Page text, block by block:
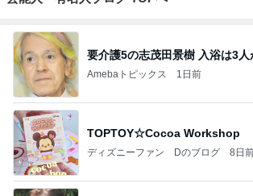
要介護5の志茂田景樹 入浴は3人
Amebaトピックス 1日前
TOPTOY☆Cocoa Workshop
ディズニーファン Dのブログ 8日